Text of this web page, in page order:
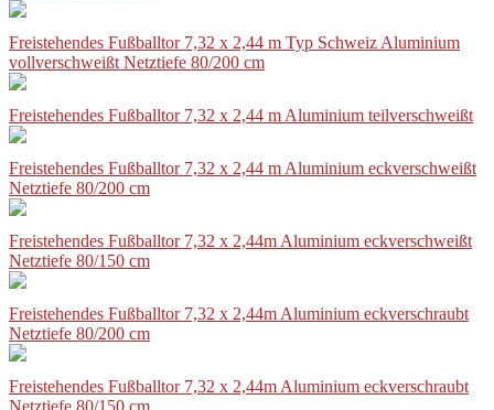
Freistehendes Fußballtor 7,32 x 2,44 m Typ Schweiz Aluminium
vollverschweißt Netztiefe 80/200 cm
Freistehendes Fußballtor 7,32 x 2,44 m Aluminium teilverschweißt
Freistehendes Fußballtor 7,32 x 2,44 m Aluminium eckverschweißt
Netztiefe 80/200 cm
Freistehendes Fußballtor 7,32 x 2,44m Aluminium eckverschweißt
Netztiefe 80/150 cm
Freistehendes Fußballtor 7,32 x 2,44m Aluminium eckverschraubt
Netztiefe 80/200 cm
Freistehendes Fußballtor 7,32 x 2,44m Aluminium eckverschraubt
Netztiefe 80/150 cm